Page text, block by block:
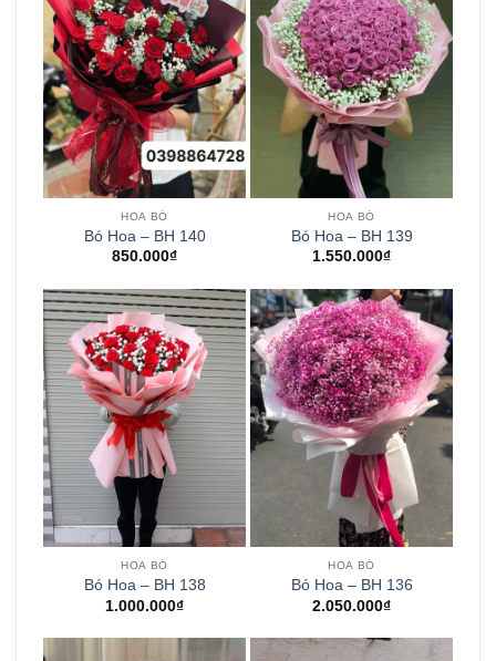
HOA BÓ
Bó Hoa – BH 140
850.000₫
HOA BÓ
Bó Hoa – BH 139
1.550.000₫
HOA BÓ
Bó Hoa – BH 138
1.000.000₫
HOA BÓ
Bó Hoa – BH 136
2.050.000₫